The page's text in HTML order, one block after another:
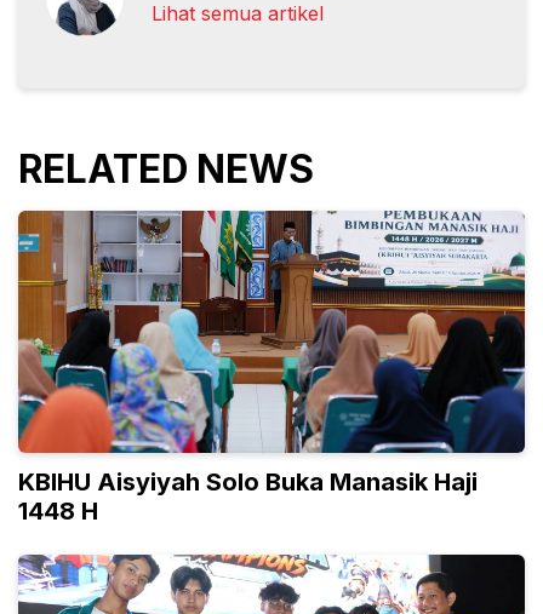
Lihat semua artikel
RELATED NEWS
KBIHU Aisyiyah Solo Buka Manasik Haji
1448 H